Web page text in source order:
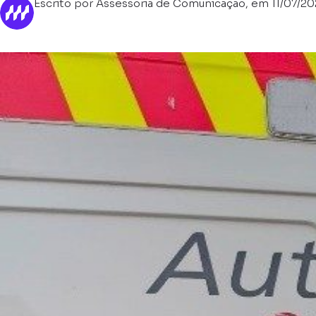
Escrito por Assessoria de Comunicação, em 11/07/